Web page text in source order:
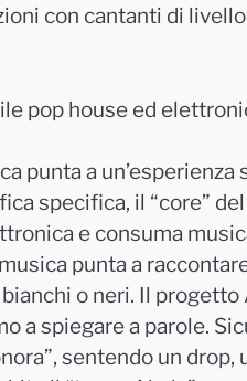
con cantanti di
pop house ed
punta a un’esperienza
specifica, il “core”
e consuma
punta a
o neri. Il
a spiegare a parole.
sentendo un drop,